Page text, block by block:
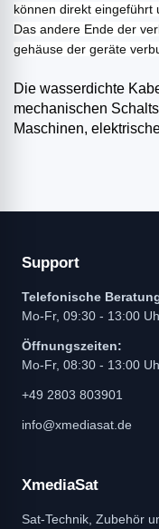
können direkt eingeführt
Das andere Ende der
gehäuse der geräte
Die wasserdichte
mechanischen
Maschinen,
Support
Telefonische
Mo-Fr, 09:30 - 13:00
Öffnungszeiten:
Mo-Fr, 08:30 - 13:00
+49 2803 803901
info@xmediasat.de
XmediaSat
Sat-Technik, Zubehör